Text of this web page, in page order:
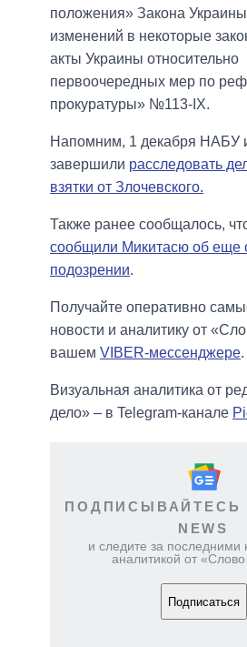
положения» Закона
изменений в некоторые
акты Украины относительно
первоочередных мер по
прокуратуры» №113-IX.
Напомним, 1 декабря НАБУ
завершили расследовать
взятки от Злочевского.
Также ранее сообщалось,
сообщили Микитасю об еще
подозрении.
Получайте оперативно
новости и аналитику от
вашем VIBER-мессенджере.
Визуальная аналитика от
дело» – в Telegram-канале
ПОДПИСЫВАЙТЕСЬ
NEWS
и следите за последними
аналитикой от
Подписаться